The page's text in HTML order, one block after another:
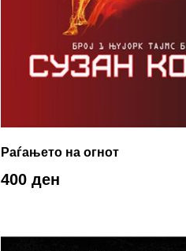
Раѓањето на огнот
400 ден